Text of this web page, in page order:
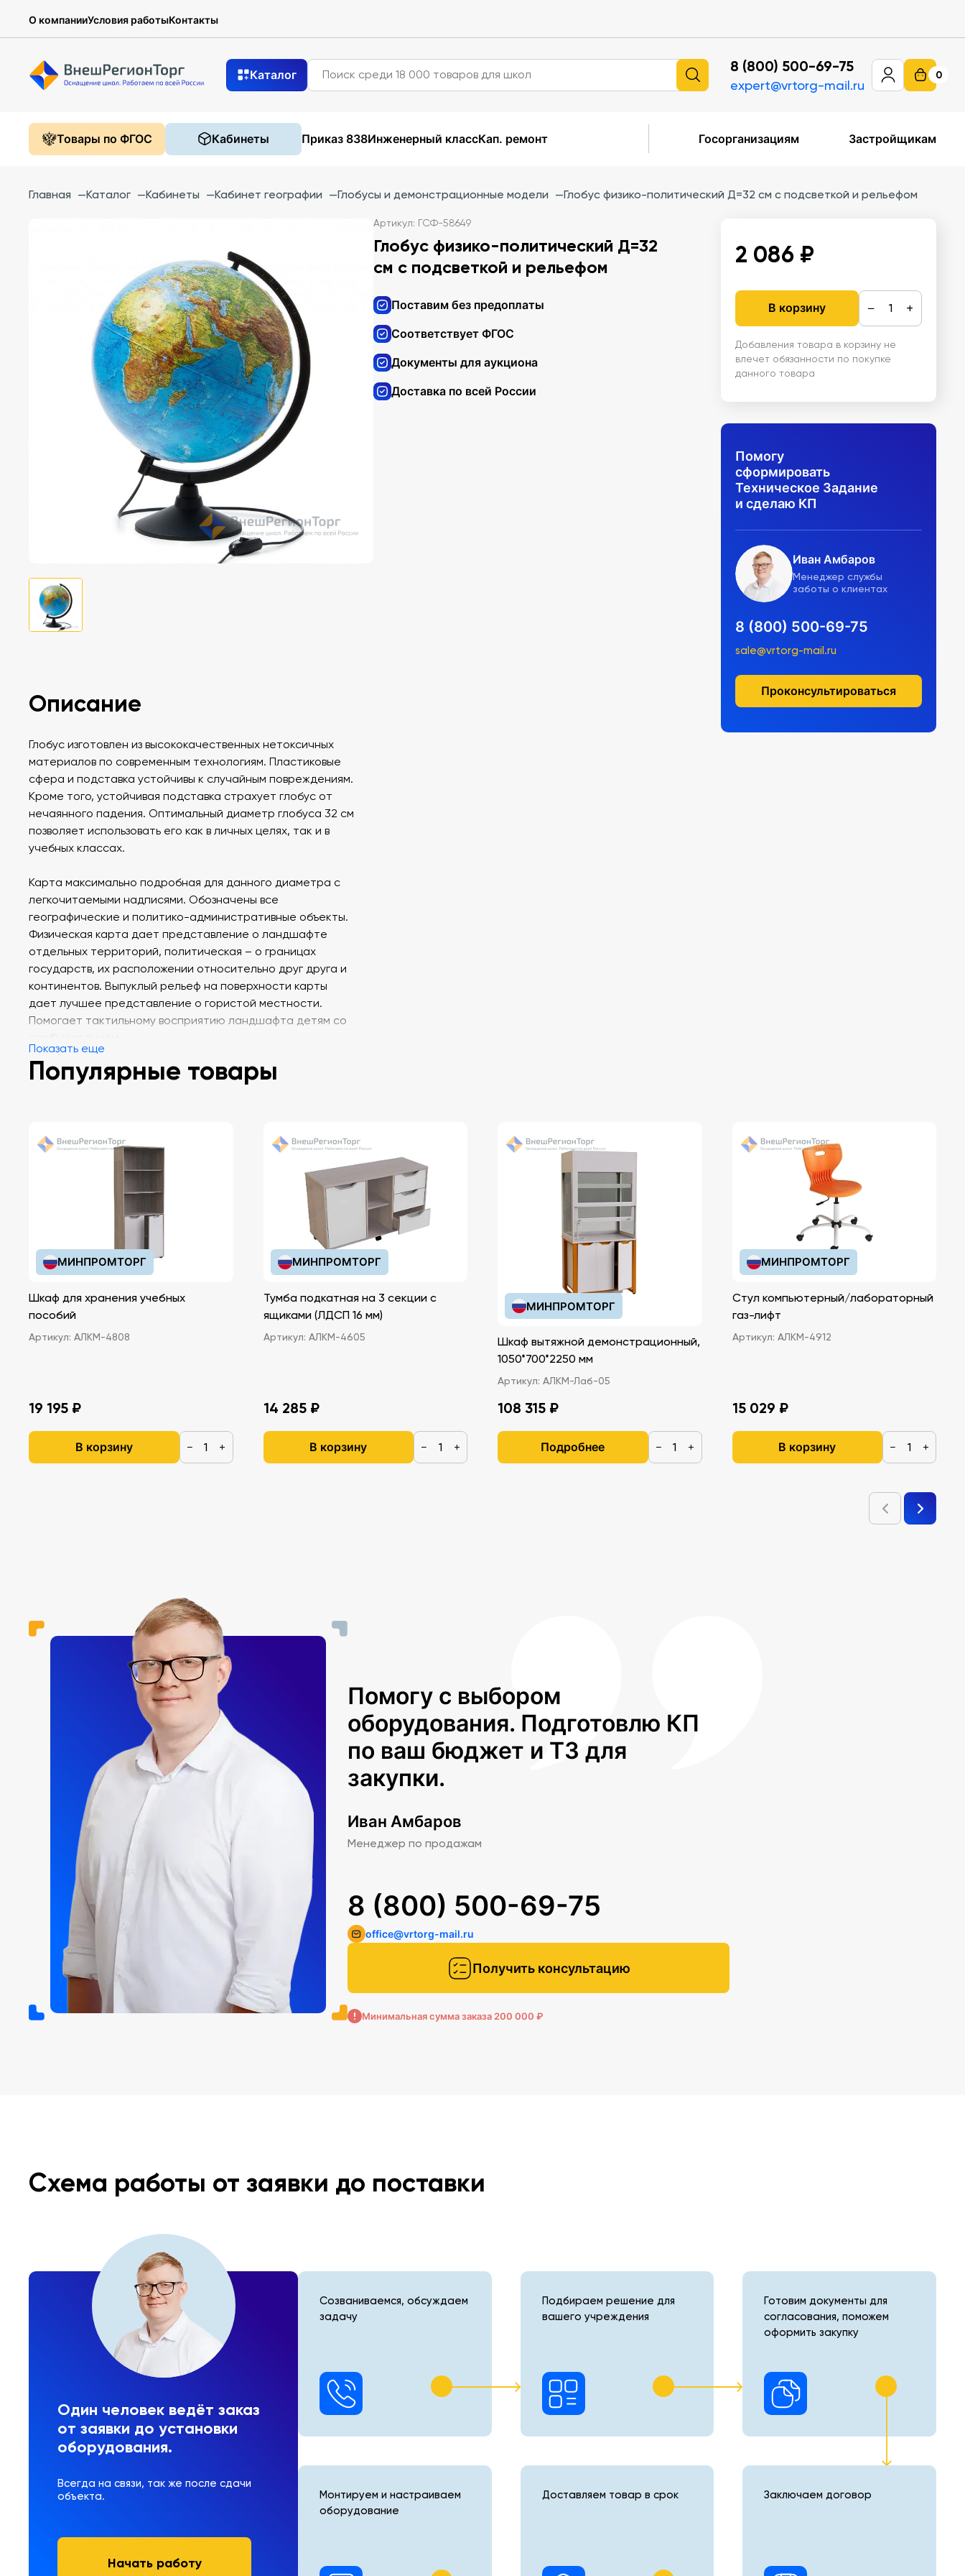
О компанииУсловия работыКонтакты
Каталог 8 (800) 500-69-75
expert@vrtorg-mail.ru
0
Товары по ФГОС Кабинеты Приказ 838Инженерный классКап. ремонт Госорганизациям Застройщикам
Главная —Каталог —Кабинеты —Кабинет географии —Глобусы и демонстрационные модели —Глобус физико-политический Д=32 см с подсветкой и рельефом
Артикул: ГСФ-58649
Глобус физико-политический Д=32
см с подсветкой и рельефом
Поставим без предоплаты
Соответствует ФГОС
Документы для аукциона
Доставка по всей России
2 086 ₽
В корзину − +
Добавления товара в корзину не
влечет обязанности по покупке
данного товара
Помогу
сформировать
Техническое Задание
и сделаю КП
Иван Амбаров
Менеджер службы
заботы о клиентах
8 (800) 500-69-75
sale@vrtorg-mail.ru
Проконсультироваться
Описание
Глобус изготовлен из высококачественных нетоксичных
материалов по современным технологиям. Пластиковые
сфера и подставка устойчивы к случайным повреждениям.
Кроме того, устойчивая подставка страхует глобус от
нечаянного падения. Оптимальный диаметр глобуса 32 см
позволяет использовать его как в личных целях, так и в
учебных классах.
Карта максимально подробная для данного диаметра с
легкочитаемыми надписями. Обозначены все
географические и политико-административные объекты.
Физическая карта дает представление о ландшафте
отдельных территорий, политическая – о границах
государств, их расположении относительно друг друга и
континентов. Выпуклый рельеф на поверхности карты
дает лучшее представление о гористой местности.
Помогает тактильному восприятию ландшафта детям со
слабым зрением.
Внутренняя LED подсветка глобуса позволяет
использовать его в качестве учебного пособия в темное
выделением границ и названий стран и основных городов.
Показать еще
Популярные товары
МИНПРОМТОРГ
Шкаф для хранения учебных
пособий
Артикул: АЛКМ-4808
19 195 ₽
В корзину − +
МИНПРОМТОРГ
Тумба подкатная на 3 секции с
ящиками (ЛДСП 16 мм)
Артикул: АЛКМ-4605
14 285 ₽
В корзину − +
МИНПРОМТОРГ
Шкаф вытяжной демонстрационный,
1050*700*2250 мм
Артикул: АЛКМ-Лаб-05
108 315 ₽
Подробнее − +
МИНПРОМТОРГ
Стул компьютерный/лабораторный
газ-лифт
Артикул: АЛКМ-4912
15 029 ₽
В корзину − +
Помогу с выбором
оборудования. Подготовлю КП
по ваш бюджет и ТЗ для
закупки.
Иван Амбаров
Менеджер по продажам
Получить консультацию
8 (800) 500-69-75
office@vrtorg-mail.ru
Минимальная сумма заказа 200 000 ₽
Схема работы от заявки до поставки
Один человек ведёт заказ
от заявки до установки
оборудования.
Всегда на связи, так же после сдачи
объекта.
Начать работу
Созваниваемся, обсуждаем
задачу
Подбираем решение для
вашего учреждения
Готовим документы для
согласования, поможем
оформить закупку
Монтируем и настраиваем
оборудование
Доставляем товар в срок Заключаем договор